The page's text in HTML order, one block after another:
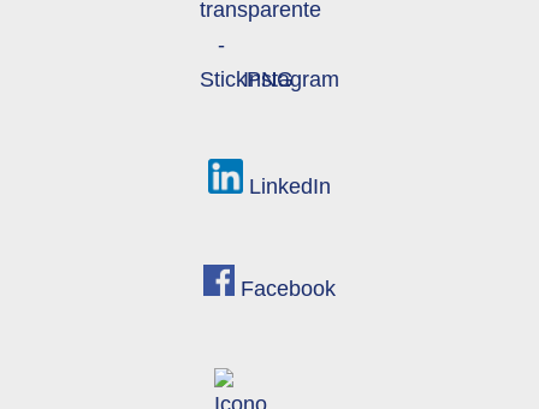
Instagram
LinkedIn
Facebook